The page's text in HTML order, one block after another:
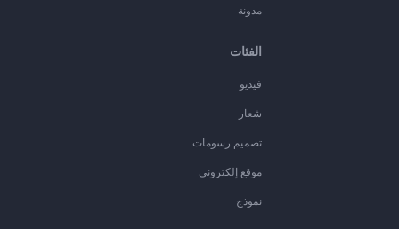
مدونة
الفئات
فيديو
شعار
تصميم رسومات
موقع إلكتروني
نموذج